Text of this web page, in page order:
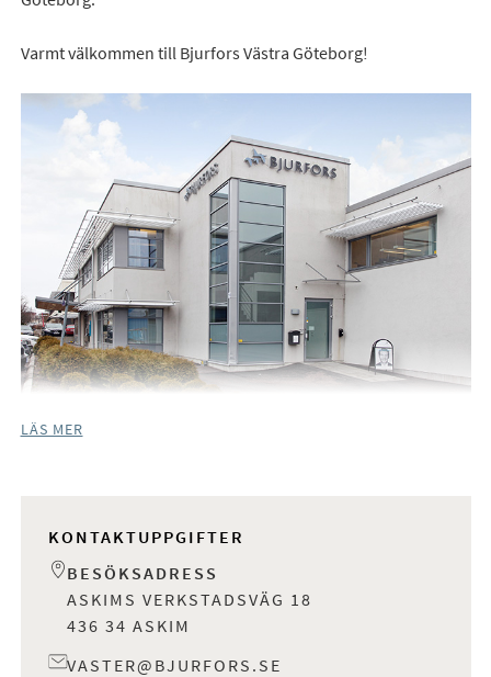
Varmt välkommen till Bjurfors Västra Göteborg!
LÄS MER
KONTAKTUPPGIFTER
BESÖKSADRESS
ASKIMS VERKSTADSVÄG 18
436 34 ASKIM
VASTER@BJURFORS.SE